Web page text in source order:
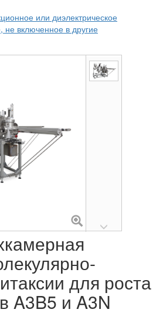
или диэлектрическое
не включенное в другие
для роста
A3B5 и A3N